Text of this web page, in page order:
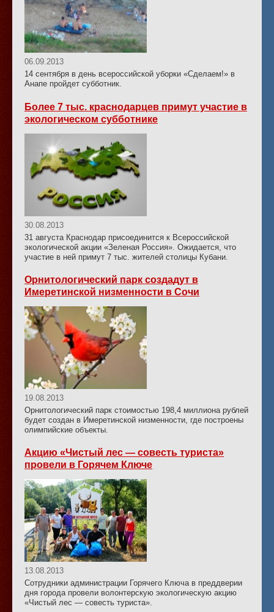
06.09.2013
14 сентября в день всероссийской уборки «Сделаем!» в
Анапе пройдет субботник.
Более 7 тыс. краснодарцев примут участие в
экологическом субботнике
30.08.2013
31 августа Краснодар присоединится к Всероссийской
экологической акции «Зеленая Россия». Ожидается, что
участие в ней примут 7 тыс. жителей столицы Кубани.
Орнитологический парк создадут в
Имеретинской низменности в Сочи
19.08.2013
Орнитологический парк стоимостью 198,4 миллиона рублей
будет создан в Имеретинской низменности, где построены
олимпийские объекты.
Акцию «Чистый лес — совесть туриста»
провели в Горячем Ключе
13.08.2013
Сотрудники администрации Горячего Ключа в преддверии
дня города провели волонтерскую экологическую акцию
«Чистый лес — совесть туриста».